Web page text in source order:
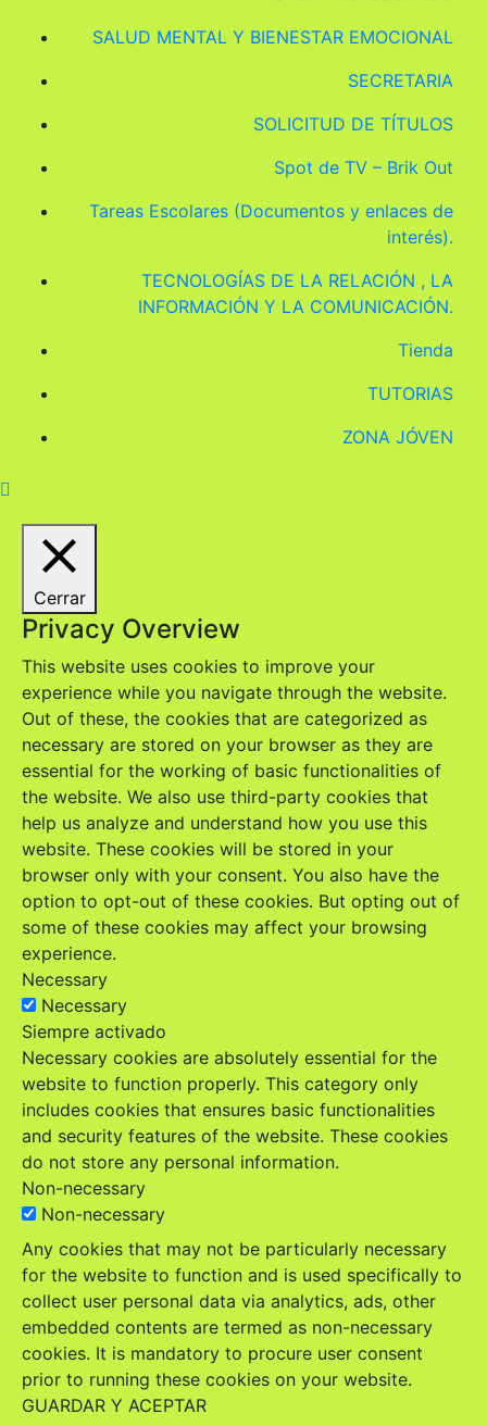
SALUD MENTAL Y BIENESTAR EMOCIONAL
SECRETARIA
SOLICITUD DE TÍTULOS
Spot de TV – Brik Out
Tareas Escolares (Documentos y enlaces de
interés).
TECNOLOGÍAS DE LA RELACIÓN , LA
INFORMACIÓN Y LA COMUNICACIÓN.
Tienda
TUTORIAS
ZONA JÓVEN
Cerrar
Privacy Overview
This website uses cookies to improve your
experience while you navigate through the website.
Out of these, the cookies that are categorized as
necessary are stored on your browser as they are
essential for the working of basic functionalities of
the website. We also use third-party cookies that
help us analyze and understand how you use this
website. These cookies will be stored in your
browser only with your consent. You also have the
option to opt-out of these cookies. But opting out of
some of these cookies may affect your browsing
experience.
Necessary
Necessary
Siempre activado
Necessary cookies are absolutely essential for the
website to function properly. This category only
includes cookies that ensures basic functionalities
and security features of the website. These cookies
do not store any personal information.
Non-necessary
Non-necessary
Any cookies that may not be particularly necessary
for the website to function and is used specifically to
collect user personal data via analytics, ads, other
embedded contents are termed as non-necessary
cookies. It is mandatory to procure user consent
prior to running these cookies on your website.
GUARDAR Y ACEPTAR